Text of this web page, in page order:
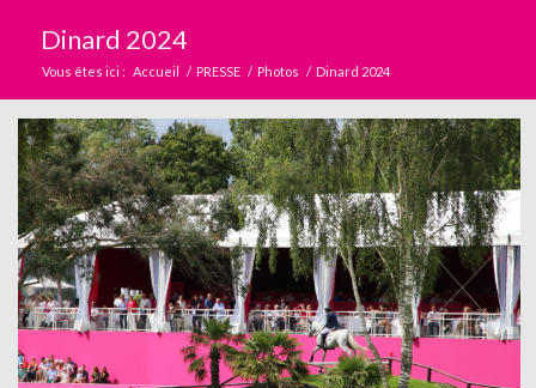
Dinard 2024
Vous êtes ici : Accueil / PRESSE / Photos / Dinard 2024